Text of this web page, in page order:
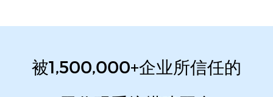
被1,500,000+企业所信任的